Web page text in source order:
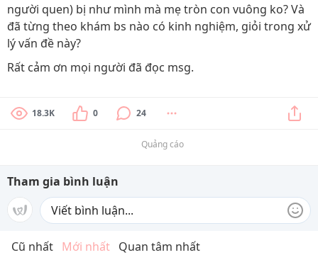
người quen) bị như mình mà mẹ tròn con vuông ko? Và
đã từng theo khám bs nào có kinh nghiệm, giỏi trong xử
lý vấn đề này?
Rất cảm ơn mọi người đã đọc msg.
18.3K 0 24
Quảng cáo
Tham gia bình luận
Cũ nhất Mới nhất Quan tâm nhất